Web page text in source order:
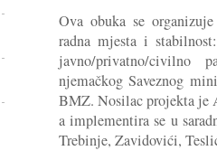
Ova obuka se
radna mjesta i
javno/privatno/civilno
njemačkog Saveznog
BMZ. Nosilac projekta je
a implementira se u
Trebinje, Zavidovići,